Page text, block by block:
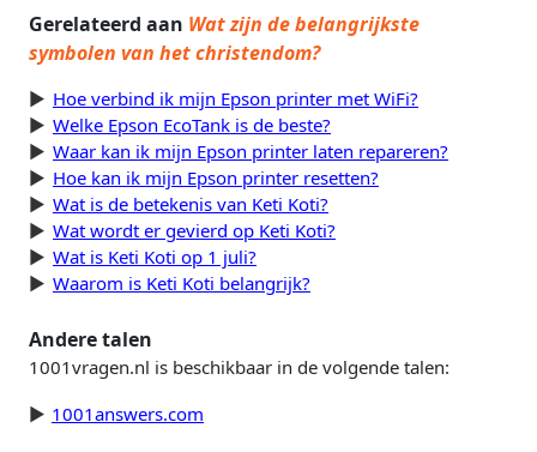
Gerelateerd aan Wat zijn de belangrijkste
symbolen van het christendom?
Hoe verbind ik mijn Epson printer met WiFi?
Welke Epson EcoTank is de beste?
Waar kan ik mijn Epson printer laten repareren?
Hoe kan ik mijn Epson printer resetten?
Wat is de betekenis van Keti Koti?
Wat wordt er gevierd op Keti Koti?
Wat is Keti Koti op 1 juli?
Waarom is Keti Koti belangrijk?
Andere talen
1001vragen.nl is beschikbaar in de volgende talen:
1001answers.com